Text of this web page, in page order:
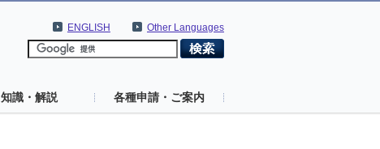
Other Languages
ENGLISH
知識・解説 各種申請・ご案内